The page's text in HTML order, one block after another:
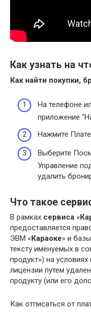
Как узнать на
Как найти покупки,
На телефоне
приложение
Нажмите
Выберите
Управление
удалить
Что такое
В рамках сервиса «
предоставляется
ЭВМ « Караоке» и
тексту именуемых в
продукт») на
лицензии путем
продукту (или его
Как отписаться от